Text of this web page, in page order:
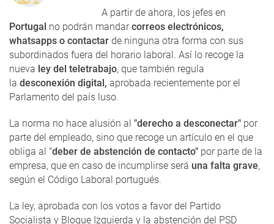
A partir de ahora, los jefes en
Portugal no podrán mandarcorreos electrónicos,
whatsapps o contactar de ninguna otra forma con sus
subordinados fuera del horario laboral. Así lo recoge la
nueva ley del teletrabajo, que también regula
la desconexión digital, aprobada recientemente por el
Parlamento del país luso.
La norma no hace alusión al "derecho a desconectar" por
parte del empleado, sino que recoge un artículo en el que
obliga al "deber de abstención de contacto" por parte de la
empresa, que en caso de incumplirse será una falta grave,
según el Código Laboral portugués.
La ley, aprobada con los votos a favor del Partido
Socialista y Bloque Izquierda y la abstención del PSD